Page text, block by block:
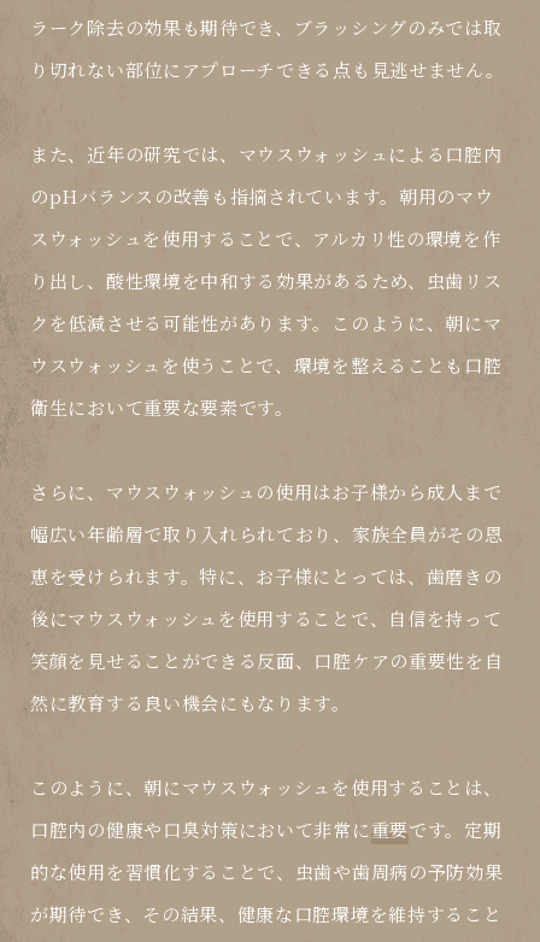
ラーク除去の効果も期待でき、ブラッシングのみでは取
り切れない部位にアプローチできる点も見逃せません。
また、近年の研究では、マウスウォッシュによる口腔内
のpHバランスの改善も指摘されています。朝用のマウ
スウォッシュを使用することで、アルカリ性の環境を作
り出し、酸性環境を中和する効果があるため、虫歯リス
クを低減させる可能性があります。このように、朝にマ
ウスウォッシュを使うことで、環境を整えることも口腔
衛生において重要な要素です。
さらに、マウスウォッシュの使用はお子様から成人まで
幅広い年齢層で取り入れられており、家族全員がその恩
恵を受けられます。特に、お子様にとっては、歯磨きの
後にマウスウォッシュを使用することで、自信を持って
笑顔を見せることができる反面、口腔ケアの重要性を自
然に教育する良い機会にもなります。
このように、朝にマウスウォッシュを使用することは、
口腔内の健康や口臭対策において非常に重要です。定期
的な使用を習慣化することで、虫歯や歯周病の予防効果
が期待でき、その結果、健康な口腔環境を維持すること